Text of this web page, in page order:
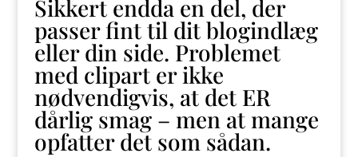
Sikkert endda en del, der
passer fint til dit blogindlæg
eller din side. Problemet
med clipart er ikke
nødvendigvis, at det ER
dårlig smag – men at mange
opfatter det som sådan.